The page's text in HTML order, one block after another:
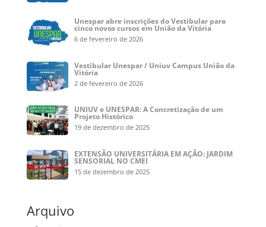
Unespar abre inscrições do Vestibular para
cinco novos cursos em União da Vitória
6 de fevereiro de 2026
Vestibular Unespar / Uniuv Campus União da
Vitória
2 de fevereiro de 2026
UNIUV e UNESPAR: A Concretização de um
Projeto Histórico
19 de dezembro de 2025
EXTENSÃO UNIVERSITÁRIA EM AÇÃO: JARDIM
SENSORIAL NO CMEI
15 de dezembro de 2025
Arquivo